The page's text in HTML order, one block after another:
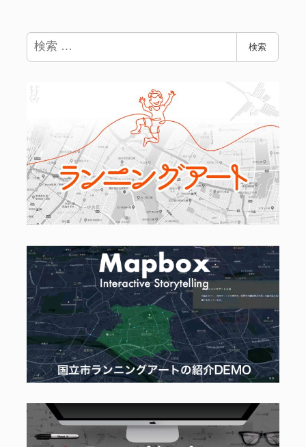
検
索
検索